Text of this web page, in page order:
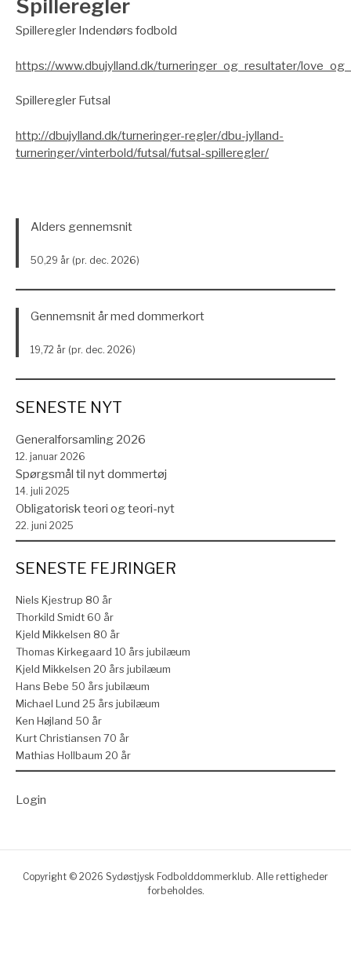
Spilleregler
Spilleregler Indendørs fodbold
https://www.dbujylland.dk/turneringer_og_resultater/
Spilleregler Futsal
http://dbujylland.dk/turneringer-regler/dbu-jylland-
turneringer/vinterbold/futsal/futsal-spilleregler/
Alders gennemsnit
50,29 år (pr. dec. 2026)
Gennemsnit år med dommerkort
19,72 år (pr. dec. 2026)
SENESTE NYT
Generalforsamling 2026
12. januar 2026
Spørgsmål til nyt dommertøj
14. juli 2025
Obligatorisk teori og teori-nyt
22. juni 2025
SENESTE FEJRINGER
Niels Kjestrup 80 år
Thorkild Smidt 60 år
Kjeld Mikkelsen 80 år
Thomas Kirkegaard 10 års jubilæum
Kjeld Mikkelsen 20 års jubilæum
Hans Bebe 50 års jubilæum
Michael Lund 25 års jubilæum
Ken Højland 50 år
Kurt Christiansen 70 år
Mathias Hollbaum 20 år
Login
Copyright © 2026 Sydøstjysk Fodbolddommerklub. Alle rettigheder
forbeholdes.